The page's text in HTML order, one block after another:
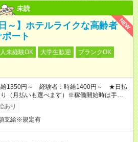
未読
NEW
～】ホテルライクな高齢者
ート
未経験OK 大学生歓迎
ブランクOK
給1350円～ 経験者：時給1400円～ ★日払
（月払いも選べます）※稼働開始時は手続き
となります。
あり
支給※規定有